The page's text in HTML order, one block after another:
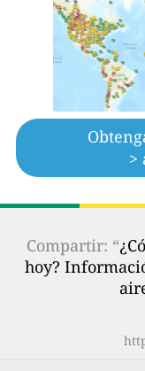
>
Compartir: “
hoy?